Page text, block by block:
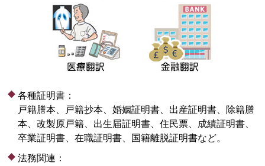
各種証明書：
戸籍謄本、戸籍抄本、婚姻証明書、出産証明書、除籍謄
本、改製原戸籍、出生届証明書、住民票、成績証明書、
卒業証明書、在職証明書、国籍離脱証明書など。
法務関連：